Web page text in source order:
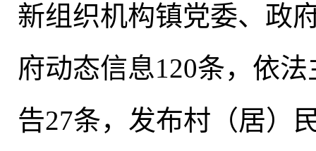
新组织机构镇党委、政
府动态信息120条，依
告27条，发布村（居）